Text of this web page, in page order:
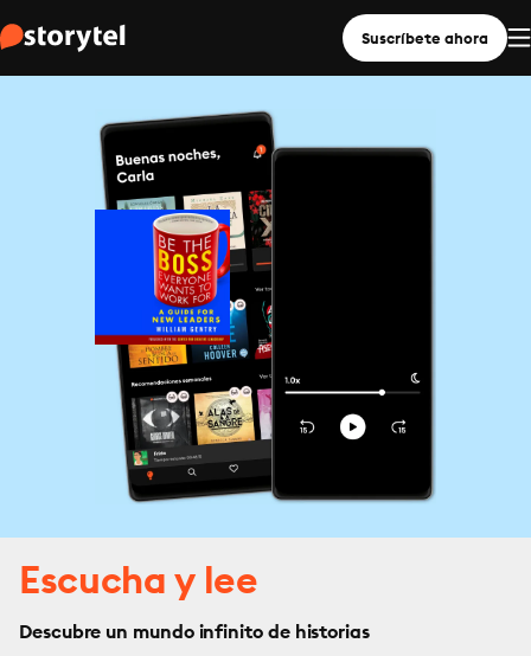
Suscríbete ahora
Escucha y lee
Descubre un mundo infinito de historias